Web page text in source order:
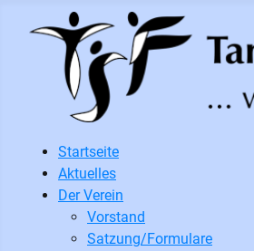
Startseite
Aktuelles
Der Verein
Vorstand
Satzung/Formulare